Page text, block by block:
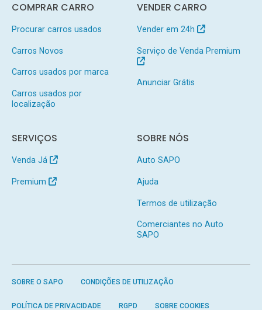
COMPRAR CARRO
Procurar carros usados
Carros Novos
Carros usados por marca
Carros usados por
localização
VENDER CARRO
Vender em 24h
Serviço de Venda Premium
Anunciar Grátis
SERVIÇOS
Venda Já
Premium
SOBRE NÓS
Auto SAPO
Ajuda
Termos de utilização
Comerciantes no Auto
SAPO
SOBRE O SAPO CONDIÇÕES DE UTILIZAÇÃO
POLÍTICA DE PRIVACIDADE RGPD SOBRE COOKIES